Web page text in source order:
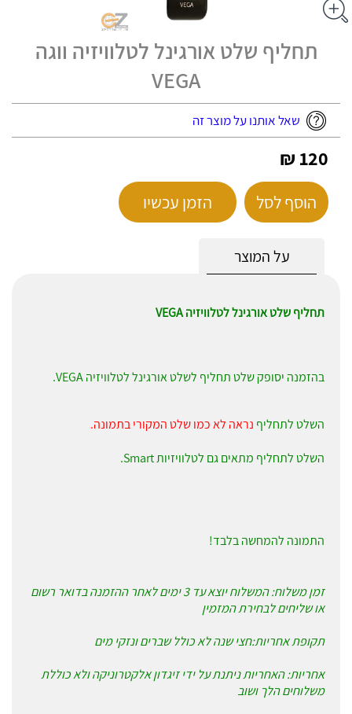
תחליף שלט אורגינל לטלוויזיה ווגה
VEGA
שאל אותנו על מוצר זה
120 ₪
הוסף לסל הזמן עכשיו
על המוצר
תחליף שלט אורגינל לטלוויזיה VEGA
בהזמנה יסופק שלט תחליף לשלט אורגינל לטלוויזיה VEGA.
השלט לתחליף נראה לא כמו שלט המקורי בתמונה.
השלט לתחליף מתאים גם לטלוויזיות Smart.
התמונה להמחשה בלבד!
זמן משלוח: המשלוח יוצא עד 3 ימים לאחר ההזמנה בדואר רשום
או שליחים לבחירת המזמין
תקופת אחריות:חצי שנה לא כולל שברים ונזקי מים
אחריות: האחריות ניתנת על ידי זיגדון אלקטרוניקה ולא כוללת
משלוחים הלך ושוב